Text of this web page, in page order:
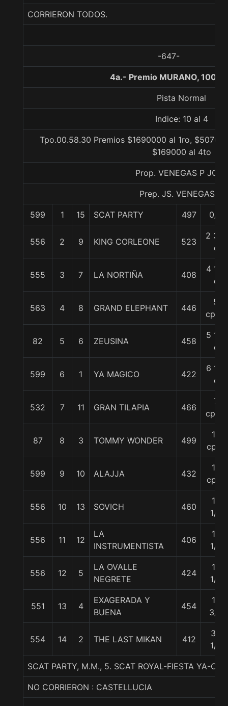
CORRIERON TODOS.
-647-
4a.- Premio MURANO, 1000
Pista Normal
Indice: 10 al 4
Tpo.00.58.30 Premios $1690000 al 1ro,
$169000 al 4to
Prop. VENEGAS P JOSE
Prep. JS. VENEGAS P.
599 1 15 SCAT PARTY 497 0/0
556 2 9 KING CORLEONE 523
2 3/4
c
555 3 7 LA NORTIÑA 408
4 1/4
c
563 4 8 GRAND ELEPHANT 446
5
cpos.
82 5 6 ZEUSINA 458
5 1/2
c
599 6 1 YA MAGICO 422
6 1/2
c
532 7 11 GRAN TILAPIA 466
7
cpos.
87 8 3 TOMMY WONDER 499
10
cpos
599 9 10 ALAJJA 432
10
cpos
556 10 13 SOVICH 460
12
1/2
556 11 12
LA
INSTRUMENTISTA
406
13
1/2
556 12 5
LA OVALLE
NEGRETE
424
13
1/2
551 13 4
EXAGERADA Y
BUENA
454
13
3/4
554 14 2 THE LAST MIKAN 412
30
1/2
SCAT PARTY, M.M., 5. SCAT ROYAL-FIESTA YA-
NO CORRIERON : CASTELLUCIA